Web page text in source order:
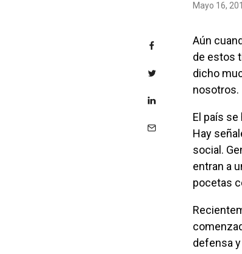
mayo 16,
Aún cuando transito por una vía a contracorriente, llamo la atención sobre un signo
de estos
dicho
nosotros.
El país se ha deteriorado en 18 años. No es ni la sombra de lo que alguna vez fue.
Hay
social.
entran a
pocetas
Recientemente, frente al despliegue de represión salvaje, gente en la calle ha
defensa